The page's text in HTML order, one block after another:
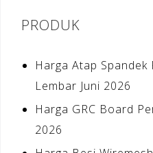
PRODUK
Harga Atap
Lembar Juni 2026
Harga GRC Board
2026